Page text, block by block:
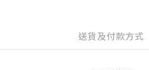
送貨及付款方式